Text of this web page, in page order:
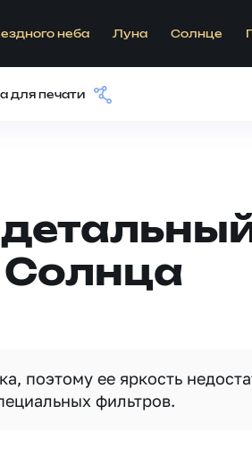
неба Луна Солнце
для печати
поэтому ее яркость
фильтров.